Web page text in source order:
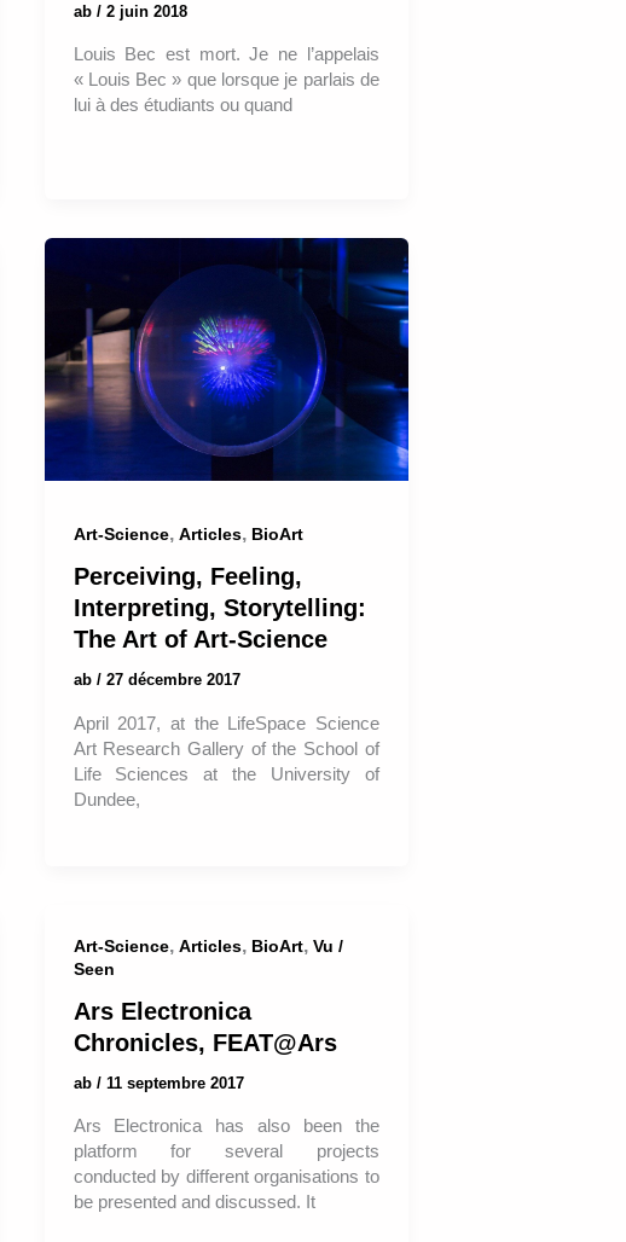
ab / 2 juin 2018
Louis Bec est mort. Je ne l’appelais
« Louis Bec » que lorsque je parlais de
lui à des étudiants ou quand
Art-Science, Articles, BioArt
Perceiving, Feeling,
Interpreting, Storytelling:
The Art of Art-Science
ab / 27 décembre 2017
April 2017, at the LifeSpace Science
Art Research Gallery of the School of
Life Sciences at the University of
Dundee,
Art-Science, Articles, BioArt, Vu /
Seen
Ars Electronica
Chronicles, FEAT@Ars
ab / 11 septembre 2017
Ars Electronica has also been the
platform for several projects
conducted by different organisations to
be presented and discussed. It